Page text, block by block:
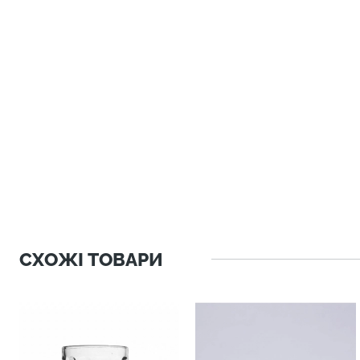
СХОЖІ ТОВАРИ